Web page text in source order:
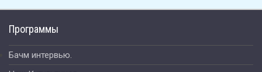
Программы
Бачм интервью.